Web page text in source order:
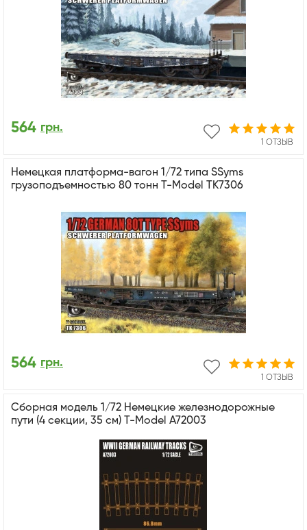
1 ОТЗЫВ
564 грн.
Немецкая платформа-вагон 1/72 типа SSyms
грузоподъемностью 80 тонн T-Model TK7306
1 ОТЗЫВ
564 грн.
Сборная модель 1/72 Немецкие железнодорожные
пути (4 секции, 35 см) T-Model A72003